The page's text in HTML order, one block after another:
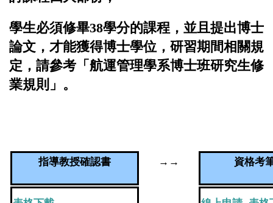
學生必須修畢38學分的課程，並且提出博士
論文，才能獲得博士學位，研習期間相關規
定，請參考「航運管理學系博士班研究生修
業規則」。
指導教授確認書 →→ 資格考